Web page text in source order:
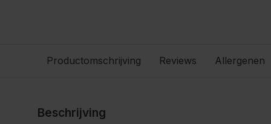
Productomschrijving Reviews Allergenen
Beschrijving